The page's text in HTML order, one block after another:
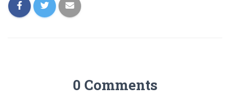
0 Comments